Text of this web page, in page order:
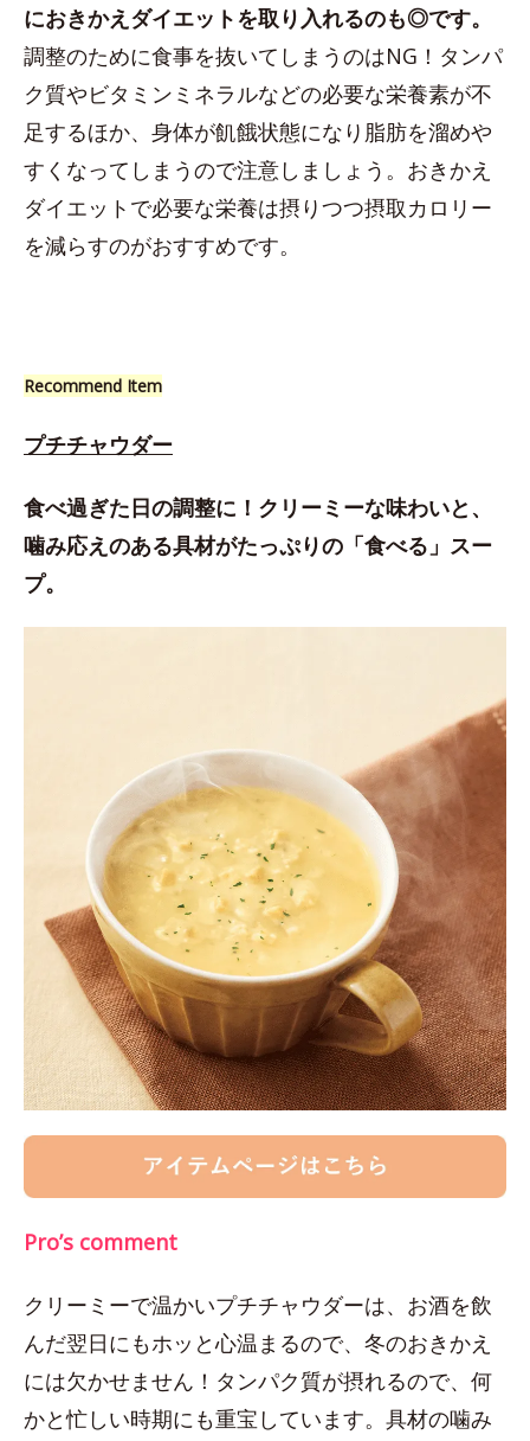
におきかえダイエットを取り入れるのも◎です。
調整のために食事を抜いてしまうのはNG！タンパ
ク質やビタミンミネラルなどの必要な栄養素が不
足するほか、身体が飢餓状態になり脂肪を溜めや
すくなってしまうので注意しましょう。おきかえ
ダイエットで必要な栄養は摂りつつ摂取カロリー
を減らすのがおすすめです。
Recommend Item
プチチャウダー
食べ過ぎた日の調整に！クリーミーな味わいと、
噛み応えのある具材がたっぷりの「食べる」スー
プ。
Pro’s comment
クリーミーで温かいプチチャウダーは、お酒を飲
んだ翌日にもホッと心温まるので、冬のおきかえ
には欠かせません！タンパク質が摂れるので、何
かと忙しい時期にも重宝しています。具材の噛み